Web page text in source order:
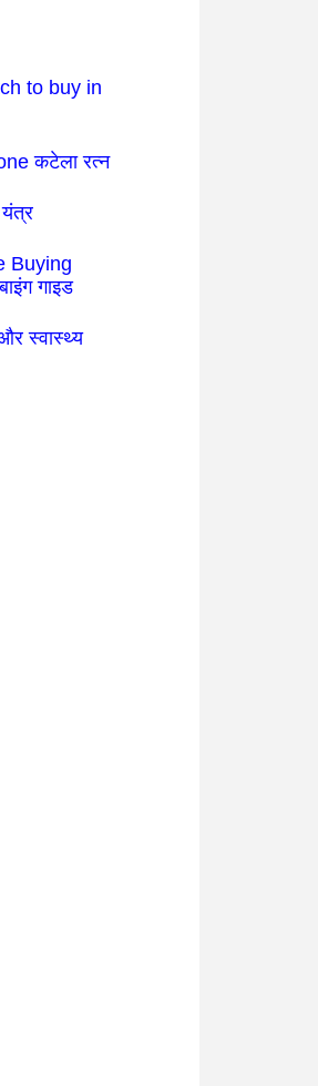
to buy in
कटेला रत्न
Buying
गाइड
स्वास्थ्य